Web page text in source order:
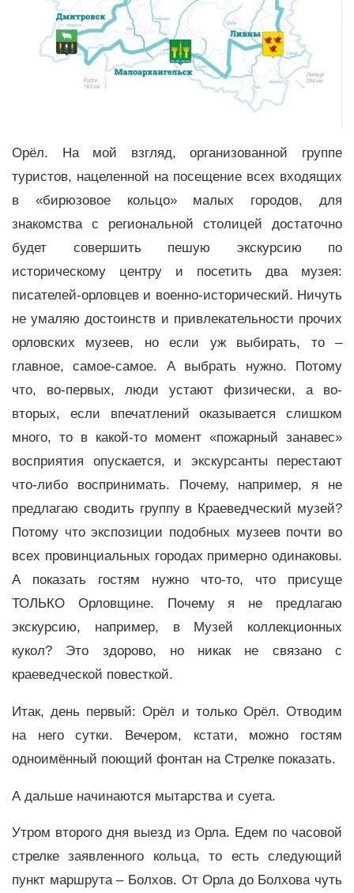
Орёл. На мой взгляд, организованной группе
туристов, нацеленной на посещение всех входящих
в «бирюзовое кольцо» малых городов, для
знакомства с региональной столицей достаточно
будет совершить пешую экскурсию по
историческому центру и посетить два музея:
писателей-орловцев и военно-исторический. Ничуть
не умаляю достоинств и привлекательности прочих
орловских музеев, но если уж выбирать, то –
главное, самое-самое. А выбрать нужно. Потому
что, во-первых, люди устают физически, а во-
вторых, если впечатлений оказывается слишком
много, то в какой-то момент «пожарный занавес»
восприятия опускается, и экскурсанты перестают
что-либо воспринимать. Почему, например, я не
предлагаю сводить группу в Краеведческий музей?
Потому что экспозиции подобных музеев почти во
всех провинциальных городах примерно одинаковы.
А показать гостям нужно что-то, что присуще
ТОЛЬКО Орловщине. Почему я не предлагаю
экскурсию, например, в Музей коллекционных
кукол? Это здорово, но никак не связано с
краеведческой повесткой.
Итак, день первый: Орёл и только Орёл. Отводим
на него сутки. Вечером, кстати, можно гостям
одноимённый поющий фонтан на Стрелке показать.
А дальше начинаются мытарства и суета.
Утром второго дня выезд из Орла. Едем по часовой
стрелке заявленного кольца, то есть следующий
пункт маршрута – Болхов. От Орла до Болхова чуть